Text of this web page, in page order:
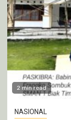
2 min read
NASIONAL